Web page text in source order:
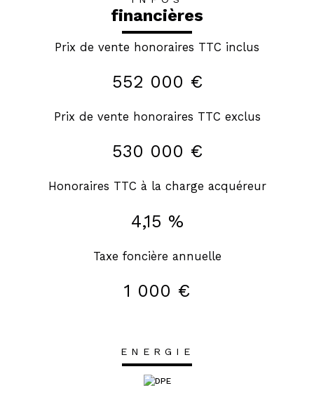
financières
Prix de vente honoraires TTC inclus
552 000 €
Prix de vente honoraires TTC exclus
530 000 €
Honoraires TTC à la charge acquéreur
4,15 %
Taxe foncière annuelle
1 000 €
ENERGIE